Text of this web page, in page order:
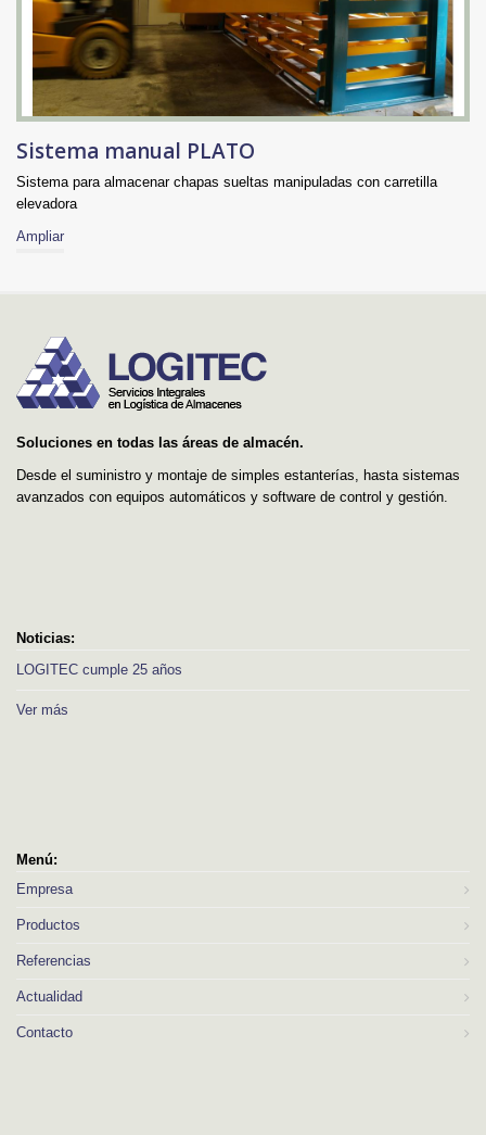
Sistema manual PLATO
Sistema para almacenar chapas sueltas manipuladas con carretilla
elevadora
Ampliar
Soluciones en todas las áreas de almacén.
Desde el suministro y montaje de simples estanterías, hasta sistemas
avanzados con equipos automáticos y software de control y gestión.
Noticias:
LOGITEC cumple 25 años
Ver más
Menú:
Empresa
Productos
Referencias
Actualidad
Contacto